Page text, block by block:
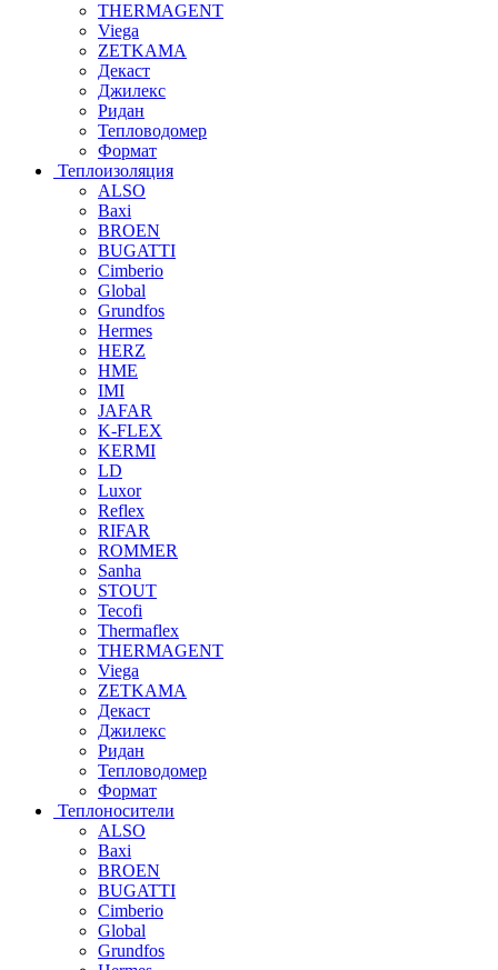
THERMAGENT
Viega
ZETKAMA
Декаст
Джилекс
Ридан
Тепловодомер
Формат
Теплоизоляция
ALSO
Baxi
BROEN
BUGATTI
Cimberio
Global
Grundfos
Hermes
HERZ
HME
IMI
JAFAR
K-FLEX
KERMI
LD
Luxor
Reflex
RIFAR
ROMMER
Sanha
STOUT
Tecofi
Thermaflex
THERMAGENT
Viega
ZETKAMA
Декаст
Джилекс
Ридан
Тепловодомер
Формат
Теплоносители
ALSO
Baxi
BROEN
BUGATTI
Cimberio
Global
Grundfos